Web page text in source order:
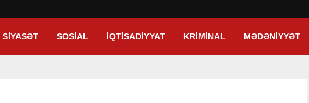
SIYASƏT SOSIAL İQTISADIYYAT KRIMINAL MƏDƏNIYYƏT